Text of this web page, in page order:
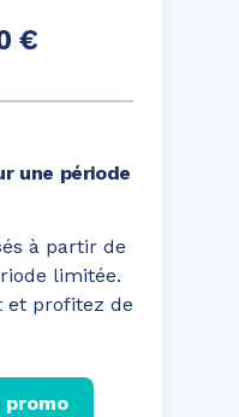
à partir de
limitée.
et profitez de
une période
€
promo